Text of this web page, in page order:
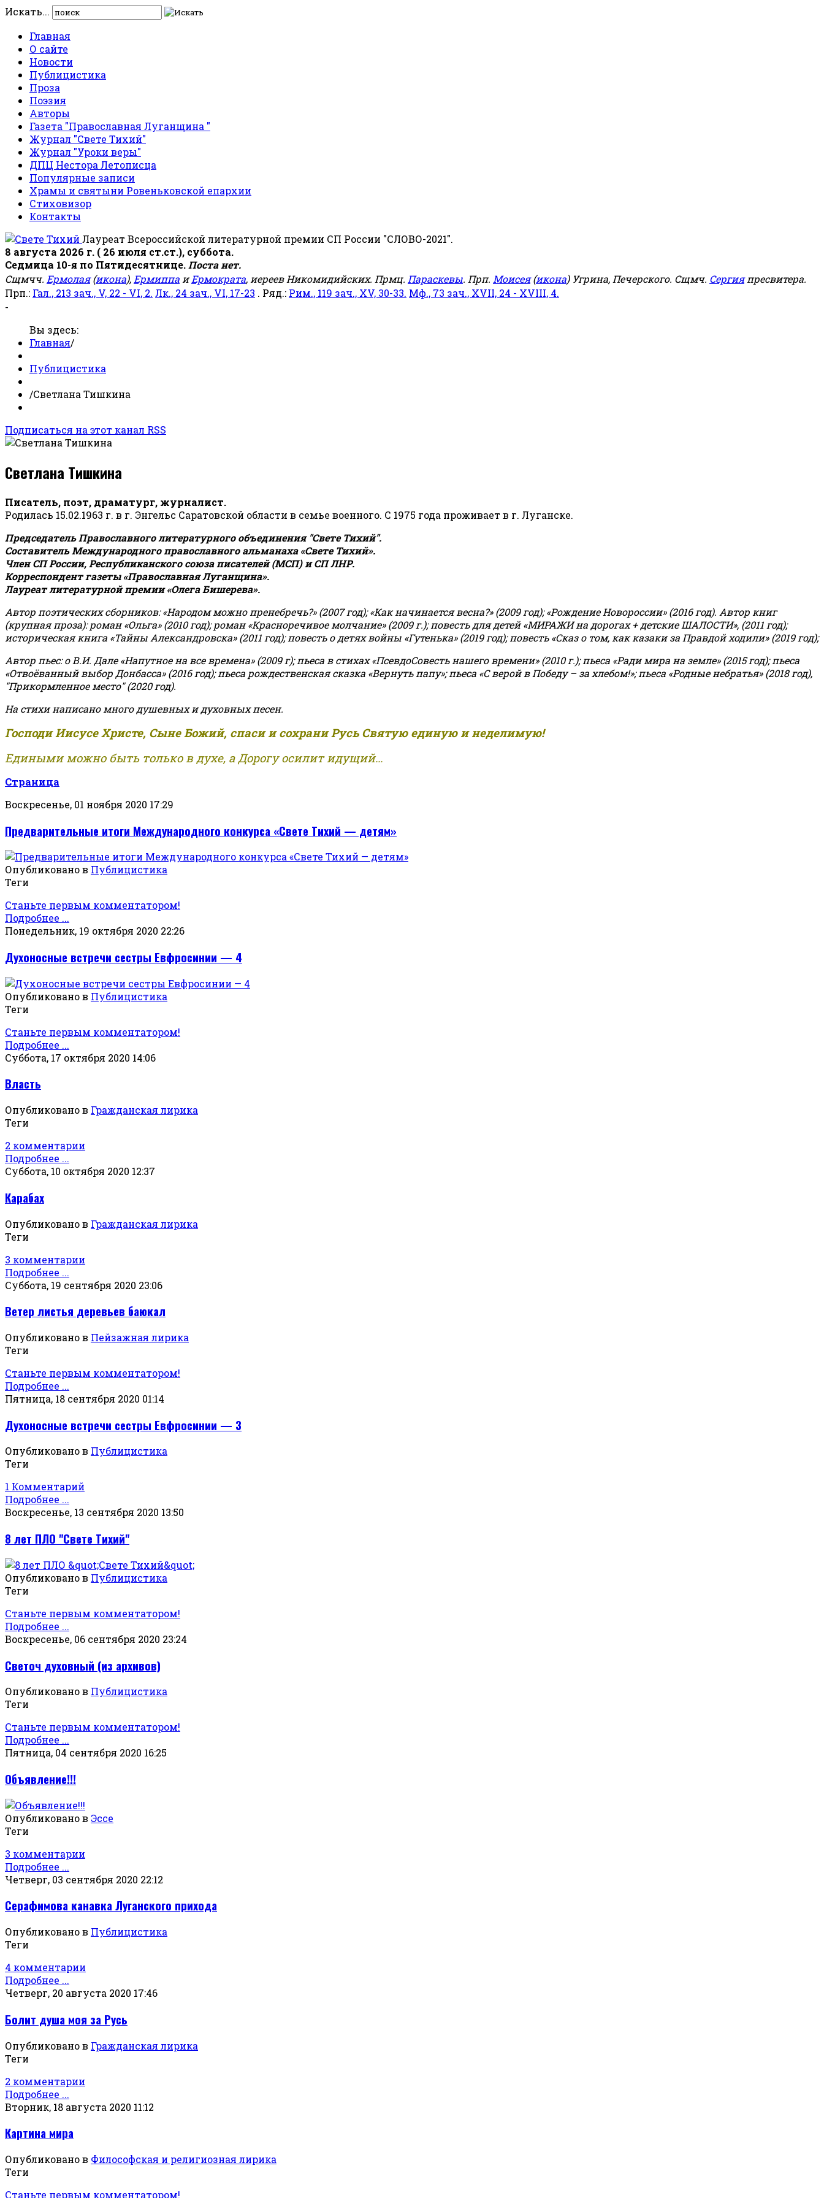
Искать...
Главная
О сайте
Новости
Публицистика
Проза
Поэзия
Авторы
Газета "Православная Луганщина "
Журнал "Свете Тихий"
Журнал "Уроки веры"
ДПЦ Нестора Летописца
Популярные записи
Храмы и святыни Ровеньковской епархии
Стиховизор
Контакты
Лауреат Всероссийской литературной премии СП России "СЛОВО-2021".
8 августа 2026 г. ( 26 июля ст.ст.), суббота.
Седмица 10-я по Пятидесятнице. Поста нет.
Сщмчч. Ермолая(икона), Ермиппа иЕрмократа, иереев Никомидийских. Прмц. Параскевы. Прп. Моисея(икона) Угрина, Печерского. Сщмч. Сергияпресвитера.
Прп.: Гал., 213 зач., V, 22 - VI, 2. Лк., 24 зач., VI, 17-23 . Ряд.: Рим., 119 зач., XV, 30-33. Мф., 73 зач., XVII, 24 - XVIII, 4.
-
Вы здесь:
Главная/
Публицистика
/Светлана Тишкина
Подписаться на этот канал RSS
Светлана Тишкина
Писатель, поэт, драматург, журналист.
Родилась 15.02.1963 г. в г. Энгельс Саратовской области в семье военного. С 1975 года проживает в г. Луганске.
Председатель Православного литературного объединения "Свете Тихий".
Составитель Международного православного альманаха «Свете Тихий».
Член СП России, Республиканского союза писателей (МСП) и СП ЛНР.
Корреспондент газеты «Православная Луганщина».
Лауреат литературной премии «Олега Бишерева».
Автор поэтических сборников: «Народом можно пренебречь?» (2007 год); «Как начинается весна?» (2009 год); «Рождение Новороссии» (2016 год). Автор книг
(крупная проза): роман «Ольга» (2010 год); роман «Красноречивое молчание» (2009 г.); повесть для детей «МИРАЖИ на дорогах + детские ШАЛОСТИ», (2011 год);
историческая книга «Тайны Александровска» (2011 год); повесть о детях войны «Гутенька» (2019 год); повесть «Сказ о том, как казаки за Правдой ходили» (2019 год);
Автор пьес: о В.И. Дале «Напутное на все времена» (2009 г); пьеса в стихах «ПсевдоСовесть нашего времени» (2010 г.); пьеса «Ради мира на земле» (2015 год); пьеса
«Отвоёванный выбор Донбасса» (2016 год); пьеса рождественская сказка «Вернуть папу»; пьеса «С верой в Победу – за хлебом!»;пьеса «Родные небратья» (2018 год),
"Прикормленное место" (2020 год).
На стихи написано много душевных и духовных песен.
Господи Иисусе Христе, Сыне Божий, спаси и сохрани Русь Святую единую и неделимую!
Едиными можно быть только в духе, а Дорогу осилит идущий...
Страница
Воскресенье, 01 ноября 2020 17:29
Предварительные итоги Международного конкурса «Свете Тихий — детям»
Опубликовано в Публицистика
Теги
Станьте первым комментатором!
Подробнее ...
Понедельник, 19 октября 2020 22:26
Духоносные встречи сестры Евфросинии — 4
Опубликовано в Публицистика
Теги
Станьте первым комментатором!
Подробнее ...
Суббота, 17 октября 2020 14:06
Власть
Опубликовано в Гражданская лирика
Теги
2 комментарии
Подробнее ...
Суббота, 10 октября 2020 12:37
Карабах
Опубликовано в Гражданская лирика
Теги
3 комментарии
Подробнее ...
Суббота, 19 сентября 2020 23:06
Ветер листья деревьев баюкал
Опубликовано в Пейзажная лирика
Теги
Станьте первым комментатором!
Подробнее ...
Пятница, 18 сентября 2020 01:14
Духоносные встречи сестры Евфросинии — 3
Опубликовано в Публицистика
Теги
1 Комментарий
Подробнее ...
Воскресенье, 13 сентября 2020 13:50
8 лет ПЛО "Свете Тихий"
Опубликовано в Публицистика
Теги
Станьте первым комментатором!
Подробнее ...
Воскресенье, 06 сентября 2020 23:24
Светоч духовный (из архивов)
Опубликовано в Публицистика
Теги
Станьте первым комментатором!
Подробнее ...
Пятница, 04 сентября 2020 16:25
Объявление!!!
Опубликовано в Эссе
Теги
3 комментарии
Подробнее ...
Четверг, 03 сентября 2020 22:12
Серафимова канавка Луганского прихода
Опубликовано в Публицистика
Теги
4 комментарии
Подробнее ...
Четверг, 20 августа 2020 17:46
Болит душа моя за Русь
Опубликовано в Гражданская лирика
Теги
2 комментарии
Подробнее ...
Вторник, 18 августа 2020 11:12
Картина мира
Опубликовано в Философская и религиозная лирика
Теги
Станьте первым комментатором!